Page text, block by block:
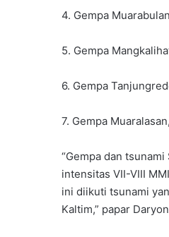
4. Gempa
5. Gempa
6. Gempa
7. Gempa
“Gempa dan
intensitas VII-VIII
ini diikuti tsunami
Kaltim,” papar